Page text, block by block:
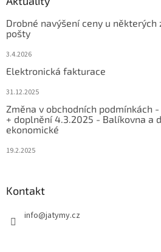
Drobné navýšení ceny u některých
pošty
3.4.2026
Elektronická fakturace
31.12.2025
Změna v obchodních podmínkách
+ doplnění 4.3.2025 - Balíkovna a
ekonomické
19.2.2025
Kontakt
info@jatymy.cz